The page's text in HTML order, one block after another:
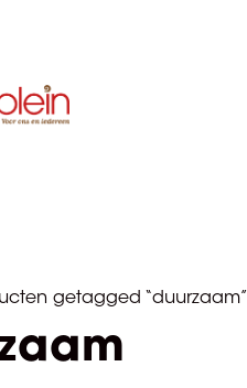
getagged “duurzaam”